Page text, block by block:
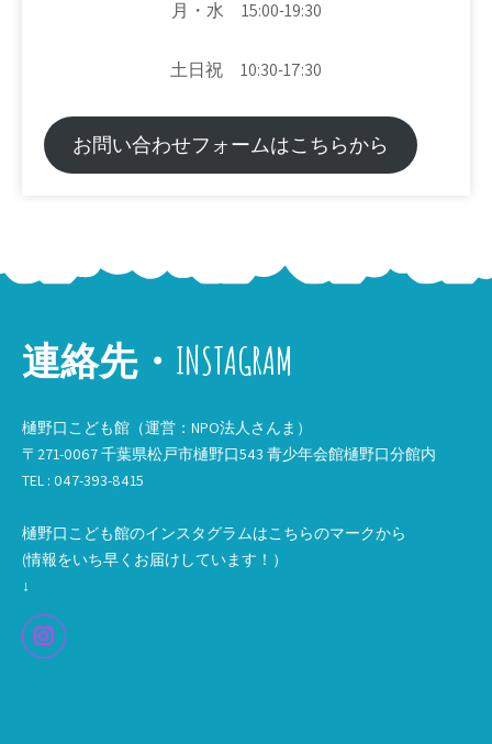
月・水 15:00-19:30
土日祝 10:30-17:30
お問い合わせフォームはこちらから
連絡先・INSTAGRAM
樋野口こども館（運営：NPO法人さんま）
〒271-0067 千葉県松戸市樋野口543 青少年会館樋野口分館内
TEL : 047-393-8415
樋野口こども館のインスタグラムはこちらのマークから
(情報をいち早くお届けしています！）
↓